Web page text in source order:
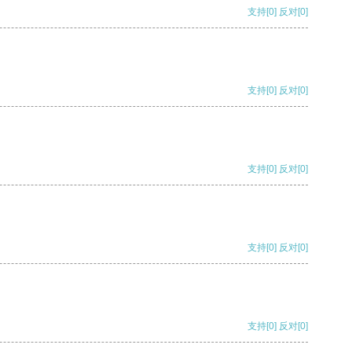
支持[0] 反对[0]
支持[0] 反对[0]
支持[0] 反对[0]
支持[0] 反对[0]
支持[0] 反对[0]